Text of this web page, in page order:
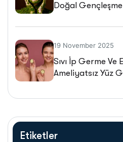
Doğal
19 November 2025
Sıvı İp Germe Ve
Ameliyatsız Yüz
Etiketler